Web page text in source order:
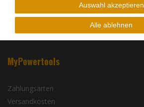
MyPowertools
Zahlungsarten
Versandkosten
Auswahl akzeptieren
Alle ablehnen